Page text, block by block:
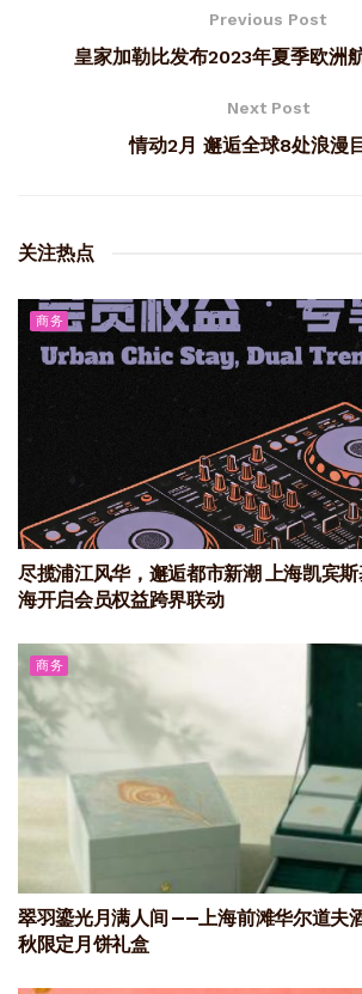
Previous Post
皇家加勒比发布2023年夏季欧洲
Next Post
情动2月 邂逅全球8处浪漫
关注热点
商务
尽揽浦江风华，邂逅都市新潮 上海凯宾
海开启会员权益跨界联动
商务
翠羽鎏光月满人间 ——上海前滩华尔道夫
秋限定月饼礼盒